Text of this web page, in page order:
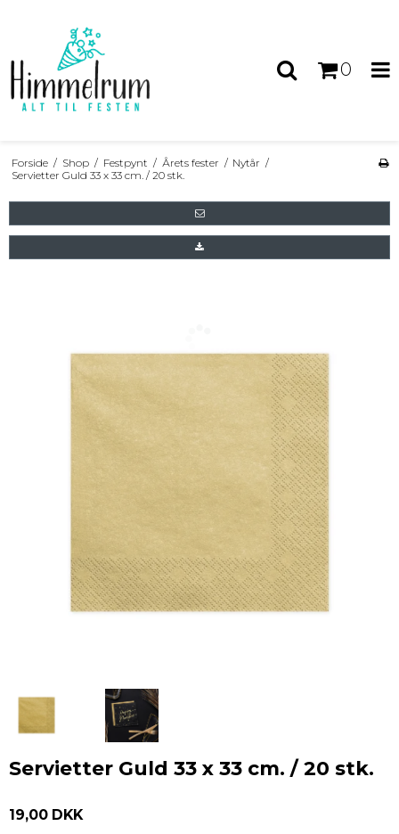
0
Forside / Shop / Festpynt / Årets fester / Nytår /
Servietter Guld 33 x 33 cm. / 20 stk.
Servietter Guld 33 x 33 cm. / 20 stk.
19,00 DKK